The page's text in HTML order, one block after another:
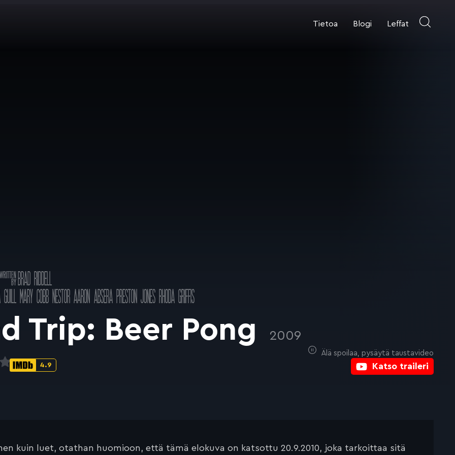
Tietoa Blogi Leffat
Katso traileri
Älä spoilaa, pysäytä taustavideo
BRAD RIDDELL
MARY COBBNESTOR AARON ABSERAPRESTON JONESRHODA GRIFFIS
Trip: Beer Pong 2009
IMDb-
4.9
kuin luet, otathan huomioon, että tämä elokuva on katsottu 20.9.2010, joka tarkoittaa sitä